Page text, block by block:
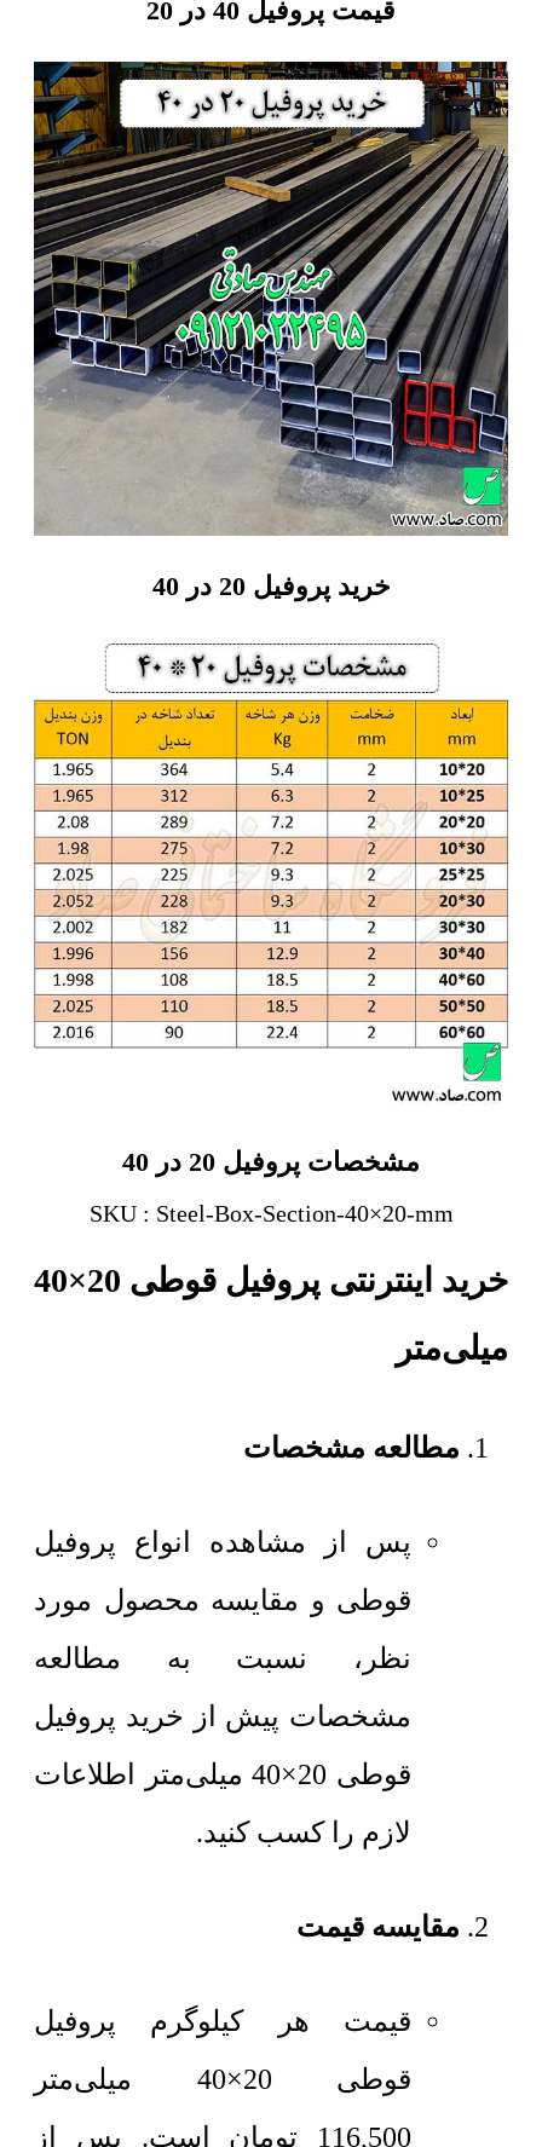
قیمت پروفیل 40 در 20
خرید پروفیل 20 در 40
مشخصات پروفیل 20 در 40
SKU : Steel-Box-Section-40×20-mm
خرید اینترنتی پروفیل قوطی 20×40
میلی‌متر
مطالعه مشخصات
پس از مشاهده انواع پروفیل
قوطی و مقایسه محصول مورد
نظر، نسبت به مطالعه
مشخصات پیش از خرید پروفیل
قوطی 20×40 میلی‌متر اطلاعات
لازم را کسب کنید.
مقایسه قیمت
قیمت هر کیلوگرم پروفیل
قوطی 20×40 میلی‌متر
116,500
تومان است. پس از